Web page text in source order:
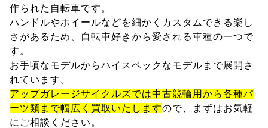
作られた自転車です。
ハンドルやホイールなどを細かくカスタムできる楽し
さがあるため、自転車好きから愛される車種の一つで
す。
お手頃なモデルからハイスペックなモデルまで展開さ
れています。
アップガレージサイクルズでは中古競輪用から各種パ
ーツ類まで幅広く買取いたしますので、まずはお気軽
にご相談ください。